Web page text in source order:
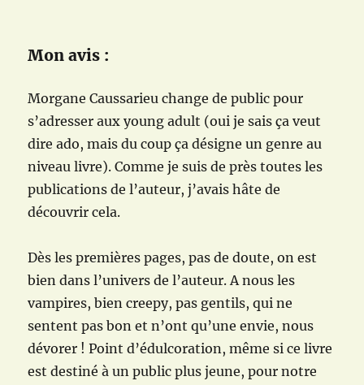
Mon avis :
Morgane Caussarieu change de public pour
s’adresser aux young adult (oui je sais ça veut
dire ado, mais du coup ça désigne un genre au
niveau livre). Comme je suis de près toutes les
publications de l’auteur, j’avais hâte de
découvrir cela.
Dès les premières pages, pas de doute, on est
bien dans l’univers de l’auteur. A nous les
vampires, bien creepy, pas gentils, qui ne
sentent pas bon et n’ont qu’une envie, nous
dévorer ! Point d’édulcoration, même si ce livre
est destiné à un public plus jeune, pour notre